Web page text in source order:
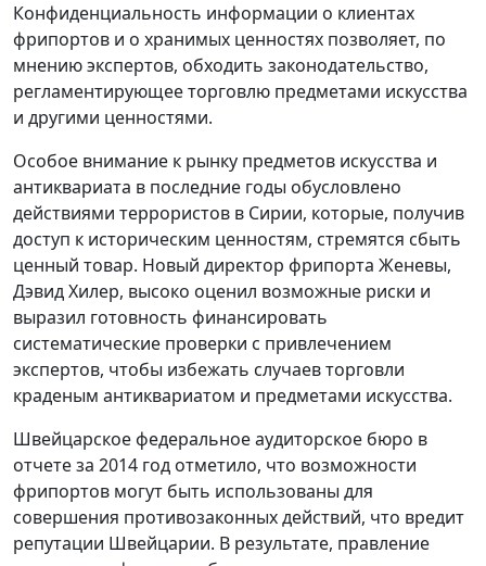
Конфиденциальность информации о клиентах
фрипортов и о хранимых ценностях позволяет, по
мнению экспертов, обходить законодательство,
регламентирующее торговлю предметами искусства
и другими ценностями.
Особое внимание к рынку предметов искусства и
антиквариата в последние годы обусловлено
действиями террористов в Сирии, которые, получив
доступ к историческим ценностям, стремятся сбыть
ценный товар. Новый директор фрипорта Женевы,
Дэвид Хилер, высоко оценил возможные риски и
выразил готовность финансировать
систематические проверки с привлечением
экспертов, чтобы избежать случаев торговли
краденым антиквариатом и предметами искусства.
Швейцарское федеральное аудиторское бюро в
отчете за 2014 год отметило, что возможности
фрипортов могут быть использованы для
совершения противозаконных действий, что вредит
репутации Швейцарии. В результате, правление